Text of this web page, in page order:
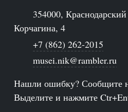
354000,
Корчагина, 4
+7 (862) 262-2015
musei.nik@rambler.ru
Нашли ошибку? Сообщите
Выделите и нажмите